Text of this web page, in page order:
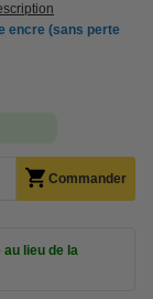
encre (sans perte
Commander
lieu de la